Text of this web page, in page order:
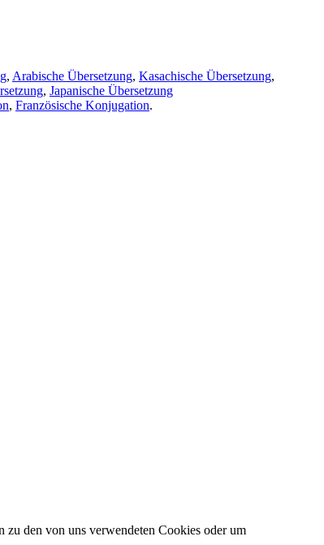
, Arabische Übersetzung, Kasachische Übersetzung,
, Japanische Übersetzung
, Französische Konjugation.
den von uns verwendeten Cookies oder um